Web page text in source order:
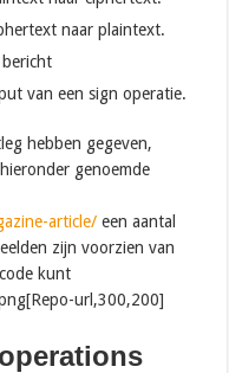
naar plaintext.
van een sign operatie.
hebben gegeven,
genoemde
article/ een aantal
zijn voorzien van
kunt
url,300,200]